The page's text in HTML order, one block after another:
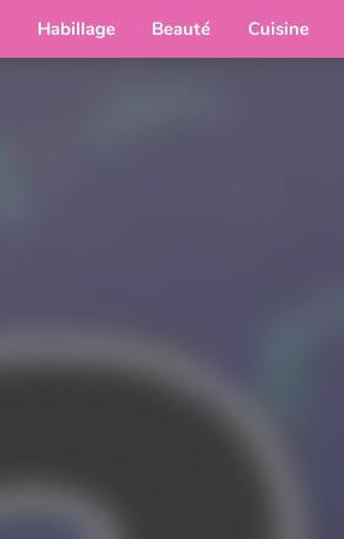
Habillage Beauté Cuisine